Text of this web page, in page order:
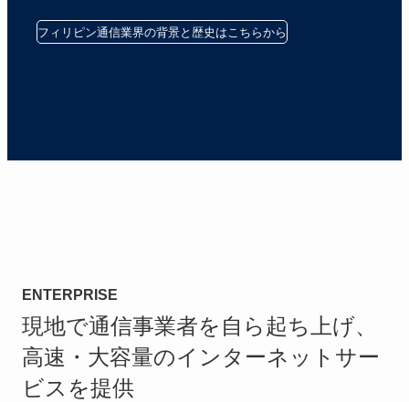
フィリピン通信業界の背景と歴史はこちらから
ENTERPRISE
現地で通信事業者を自ら起ち上げ、
高速・大容量のインターネットサー
ビスを提供